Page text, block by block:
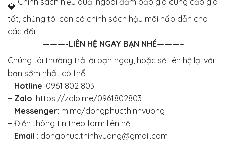
tốt, chúng tôi còn có chính sách hậu mãi hấp dẫn cho
các đối
———-LIÊN HỆ NGAY BẠN NHÉ———–
Chúng tôi thường trả lời bạn ngay, hoặc sẽ liên hệ lại với
bạn sớm nhất có thể
+ Hotline: 0961 802 803
+ Zalo: https://zalo.me/0961802803
+ Messenger: m.me/dongphucthinhvuong
+ Điền thông tin theo form liên hệ
+ Email : dongphuc.thinhvuong@gmail.com